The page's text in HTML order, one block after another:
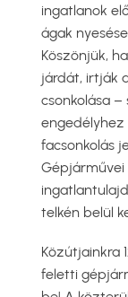
ingatlanok
ágak
Köszönjük,
járdát, irtják
csonkolása
engedélyhez
facsonkolás
telkén belül
Közútjainkra
feletti